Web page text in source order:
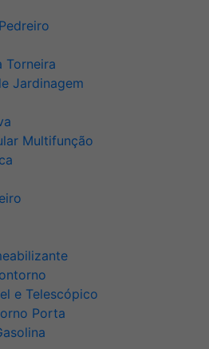
Torneira
Jardinagem
Multifunção
e Telescópico
Porta